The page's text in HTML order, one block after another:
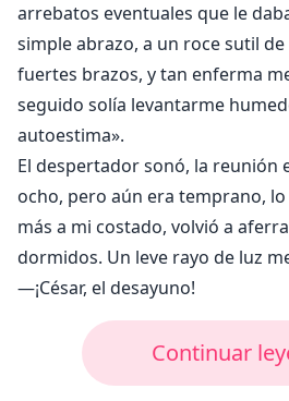
arrebatos eventuales que le
simple abrazo, a un roce sutil
fuertes brazos, y tan enferma
seguido solía levantarme
autoestima».
El despertador sonó, la reunión
ocho, pero aún era temprano,
más a mi costado, volvió a
dormidos. Un leve rayo de luz
—¡César, el desayuno!
Continuar